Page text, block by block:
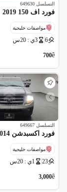
التسلسل 649630
فورد اف 150 2019
مواصفات خليجية
6 3ي : 20س
ê
700
التسلسل 649667
فورد اكسبدشن 2014
مواصفات خليجية
23 1ي : 20س
ê
3,000